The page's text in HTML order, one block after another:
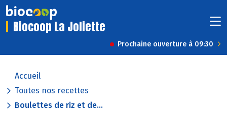
Biocoop La Joliette
Prochaine ouverture à 09:30
Accueil
Toutes nos recettes
Boulettes de riz et de...